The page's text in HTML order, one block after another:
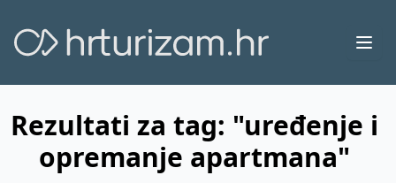
Rezultati za tag: "uređenje i
opremanje apartmana"